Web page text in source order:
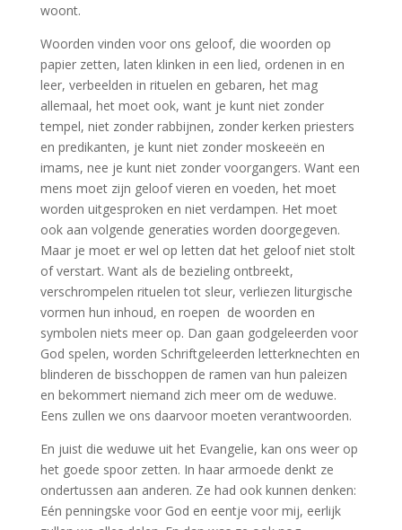
woont.
Woorden vinden voor ons geloof, die woorden op
papier zetten, laten klinken in een lied, ordenen in en
leer, verbeelden in rituelen en gebaren, het mag
allemaal, het moet ook, want je kunt niet zonder
tempel, niet zonder rabbijnen, zonder kerken priesters
en predikanten, je kunt niet zonder moskeeën en
imams, nee je kunt niet zonder voorgangers. Want een
mens moet zijn geloof vieren en voeden, het moet
worden uitgesproken en niet verdampen. Het moet
ook aan volgende generaties worden doorgegeven.
Maar je moet er wel op letten dat het geloof niet stolt
of verstart. Want als de bezieling ontbreekt,
verschrompelen rituelen tot sleur, verliezen liturgische
vormen hun inhoud, en roepen de woorden en
symbolen niets meer op. Dan gaan godgeleerden voor
God spelen, worden Schriftgeleerden letterknechten en
blinderen de bisschoppen de ramen van hun paleizen
en bekommert niemand zich meer om de weduwe.
Eens zullen we ons daarvoor moeten verantwoorden.
En juist die weduwe uit het Evangelie, kan ons weer op
het goede spoor zetten. In haar armoede denkt ze
ondertussen aan anderen. Ze had ook kunnen denken:
Eén penningske voor God en eentje voor mij, eerlijk